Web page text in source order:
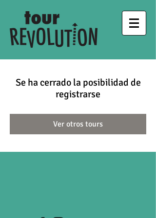
Se ha cerrado la posibilidad de
registrarse
Ver otros tours